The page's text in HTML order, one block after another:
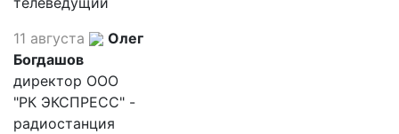
11 августа
Олег
Богдашов
директор ООО
"РК ЭКСПРЕСС" -
радиостанция